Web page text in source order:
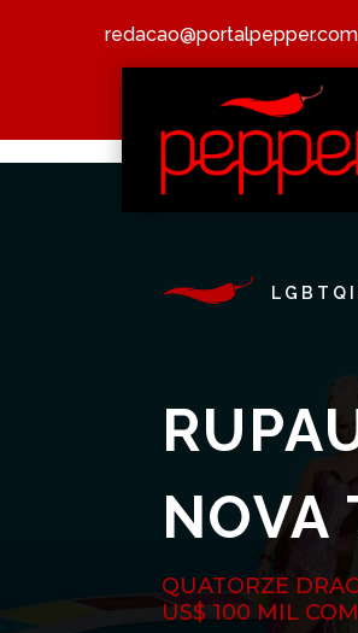
NOVA
QUATORZE
US$ 100 MIL